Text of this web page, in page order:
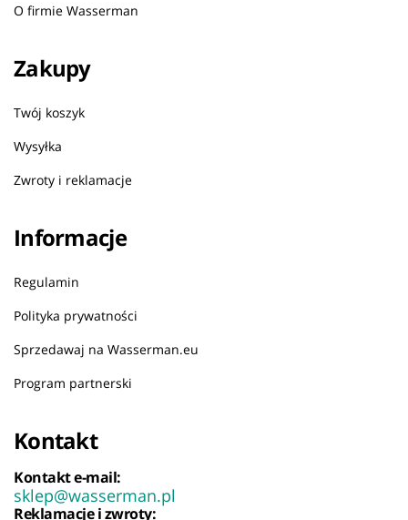
O firmie Wasserman
Zakupy
Twój koszyk
Wysyłka
Zwroty i reklamacje
Informacje
Regulamin
Polityka prywatności
Sprzedawaj na Wasserman.eu
Program partnerski
Kontakt
Kontakt e-mail:
sklep@wasserman.pl
Reklamacje i zwroty: